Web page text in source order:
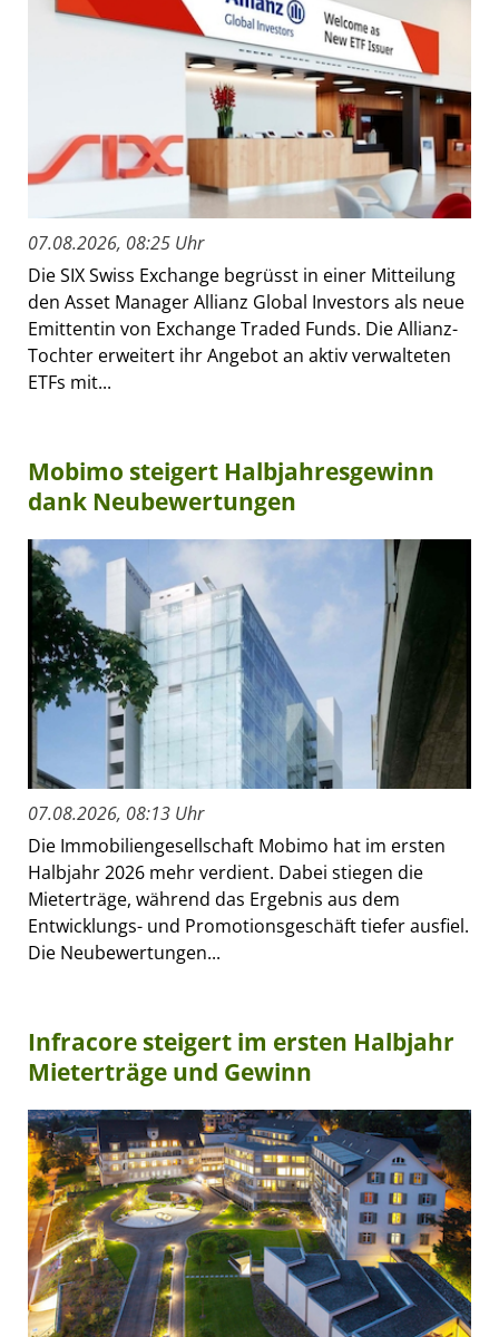
07.08.2026, 08:25 Uhr
Die SIX Swiss Exchange begrüsst in einer Mitteilung
den Asset Manager Allianz Global Investors als neue
Emittentin von Exchange Traded Funds. Die Allianz-
Tochter erweitert ihr Angebot an aktiv verwalteten
ETFs mit...
Mobimo steigert Halbjahresgewinn
dank Neubewertungen
07.08.2026, 08:13 Uhr
Die Immobiliengesellschaft Mobimo hat im ersten
Halbjahr 2026 mehr verdient. Dabei stiegen die
Mieterträge, während das Ergebnis aus dem
Entwicklungs- und Promotionsgeschäft tiefer ausfiel.
Die Neubewertungen...
Infracore steigert im ersten Halbjahr
Mieterträge und Gewinn